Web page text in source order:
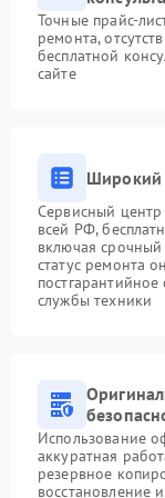
Точные прайс-
ремонта,
бесплатной
сайте
Широкий
Сервисный центр
всей РФ,
включая
статус ремонта
службы техники
Использование
аккуратная
резервное
восстановление